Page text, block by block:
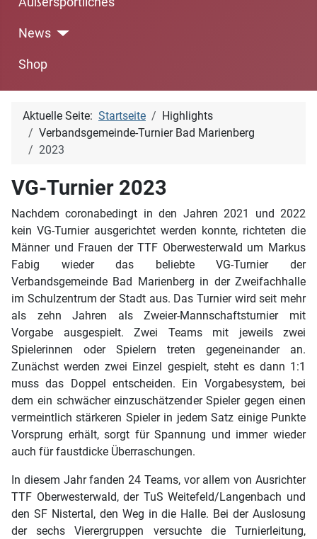
News
Shop
Aktuelle Seite: Startseite
Highlights
Verbandsgemeinde-Turnier Bad Marienberg
2023
VG-Turnier 2023
Nachdem coronabedingt in den Jahren 2021 und 2022
kein VG-Turnier ausgerichtet werden konnte, richteten die
Männer und Frauen der TTF Oberwesterwald um Markus
Fabig wieder das beliebte VG-Turnier der
Verbandsgemeinde Bad Marienberg in der Zweifachhalle
im Schulzentrum der Stadt aus. Das Turnier wird seit mehr
als zehn Jahren als Zweier-Mannschaftsturnier mit
Vorgabe ausgespielt. Zwei Teams mit jeweils zwei
Spielerinnen oder Spielern treten gegeneinander an.
Zunächst werden zwei Einzel gespielt, steht es dann 1:1
muss das Doppel entscheiden. Ein Vorgabesystem, bei
dem ein schwächer einzuschätzender Spieler gegen einen
vermeintlich stärkeren Spieler in jedem Satz einige Punkte
Vorsprung erhält, sorgt für Spannung und immer wieder
auch für faustdicke Überraschungen.
In diesem Jahr fanden 24 Teams, vor allem von Ausrichter
TTF Oberwesterwald, der TuS Weitefeld/Langenbach und
den SF Nistertal, den Weg in die Halle. Bei der Auslosung
der sechs Vierergruppen versuchte die Turnierleitung,